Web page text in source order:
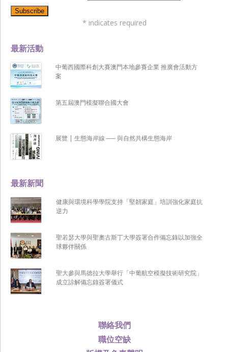
聯絡我們
職位空缺
最新新聞
健康與環境科學學院支持「堅韌家庭」培訓強化家庭抗
逆力
聖若瑟大學與聖奧古斯丁大學簽署合作備忘錄以加強全
球夥伴關係
聖大參與馬德拉大學舉行「中葡航空模擬技術研究院」
成立諒解備忘錄簽署儀式
最新活動
中葡西國際科創大賽澳門本地參賽企業 推廣會活動方
案
第五屆澳門模擬聯合國大會
展覽 | 生態海岸線 ── 與自然共構生態海岸
* indicates required